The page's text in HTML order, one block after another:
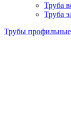
Труба
Труба
Трубы профильные